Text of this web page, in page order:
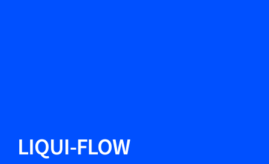
Produkte
LIQUI-FLOW